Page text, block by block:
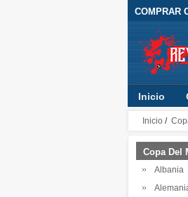
COMPRAR
Inicio
Inicio /
Copa Del
Albania